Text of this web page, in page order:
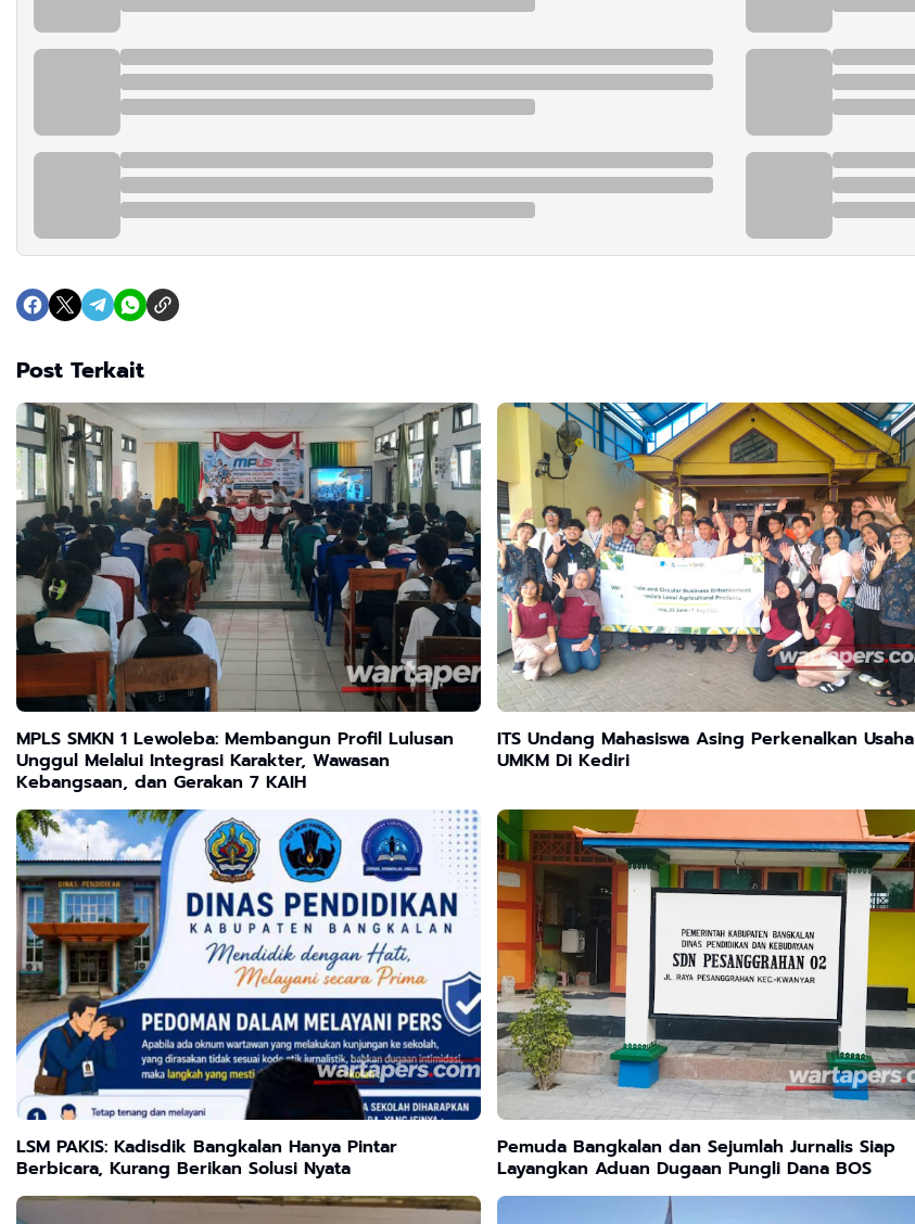
Post Terkait
MPLS SMKN 1 Lewoleba: Membangun Profil Lulusan
Unggul Melalui Integrasi Karakter, Wawasan
Kebangsaan, dan Gerakan 7 KAIH
ITS Undang Mahasiswa Asing Perkenalkan Usaha
UMKM Di Kediri
LSM PAKIS: Kadisdik Bangkalan Hanya Pintar
Berbicara, Kurang Berikan Solusi Nyata
Pemuda Bangkalan dan Sejumlah Jurnalis Siap
Layangkan Aduan Dugaan Pungli Dana BOS